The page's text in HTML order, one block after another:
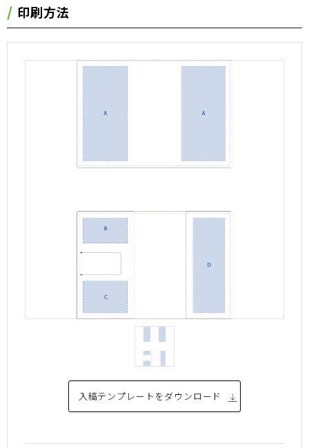
印刷方法
入稿テンプレートをダウンロード